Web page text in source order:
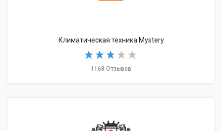
Климатическая техника Mystery
1168 Отзывов